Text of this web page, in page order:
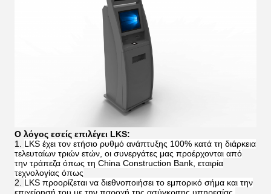
Ο λόγος εσείς επιλέγει LKS:
LKS έχει τον ετήσιο ρυθμό ανάπτυξης 100% κατά τη διάρκεια
τελευταίων τριών ετών, οι συνεργάτες μας προέρχονται από
την τράπεζα όπως τη China Construction Bank, εταιρία
τεχνολογίας όπως
LKS προορίζεται να διεθνοποιήσει το εμπορικό σήμα και την